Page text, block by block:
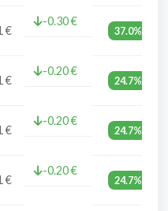
€
-0.30 €
37.0%
€
-0.20 €
24.7%
€
-0.20 €
24.7%
€
-0.20 €
24.7%